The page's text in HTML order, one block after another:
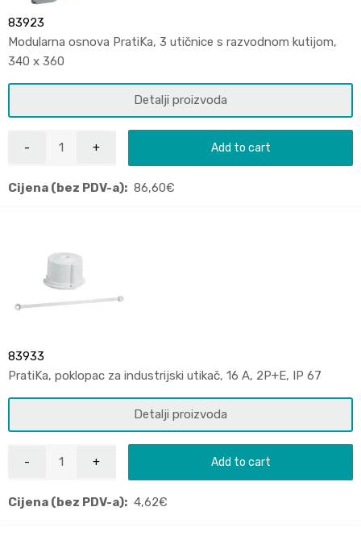
83923
Modularna osnova PratiKa, 3 utičnice s razvodnom kutijom,
340 x 360
Detalji proizvoda
Add to cart
Cijena (bez PDV-a): 86,60€
83933
PratiKa, poklopac za industrijski utikač, 16 A, 2P+E, IP 67
Detalji proizvoda
Add to cart
Cijena (bez PDV-a): 4,62€